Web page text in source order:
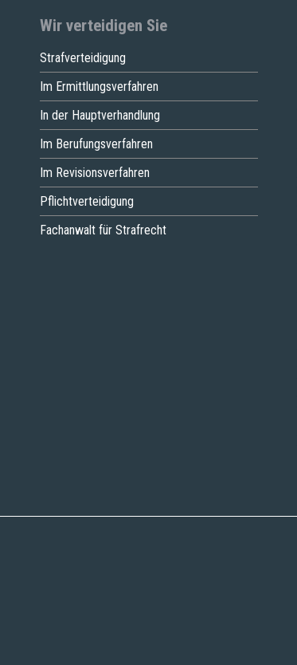
Wir verteidigen Sie
Strafverteidigung
Im Ermittlungsverfahren
In der Hauptverhandlung
Im Berufungsverfahren
Im Revisionsverfahren
Pflichtverteidigung
Fachanwalt für Strafrecht